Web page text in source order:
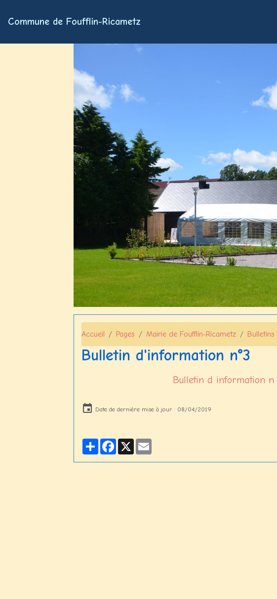
Commune de Foufflin-Ricametz
Accueil Pages Mairie de Foufflin-Ricametz
Bulletin d'information n°3
Bulletin d information n
Date de dernière mise à jour : 08/04/2019
PartagerFacebook
X